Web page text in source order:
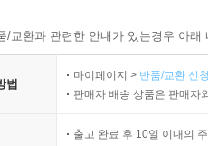
교환과 관련한 안내가 있는경우 아
법
마이페이지 > 반품/교환 신
판매자 배송 상품은 판매자
출고 완료 후 10일 이내의